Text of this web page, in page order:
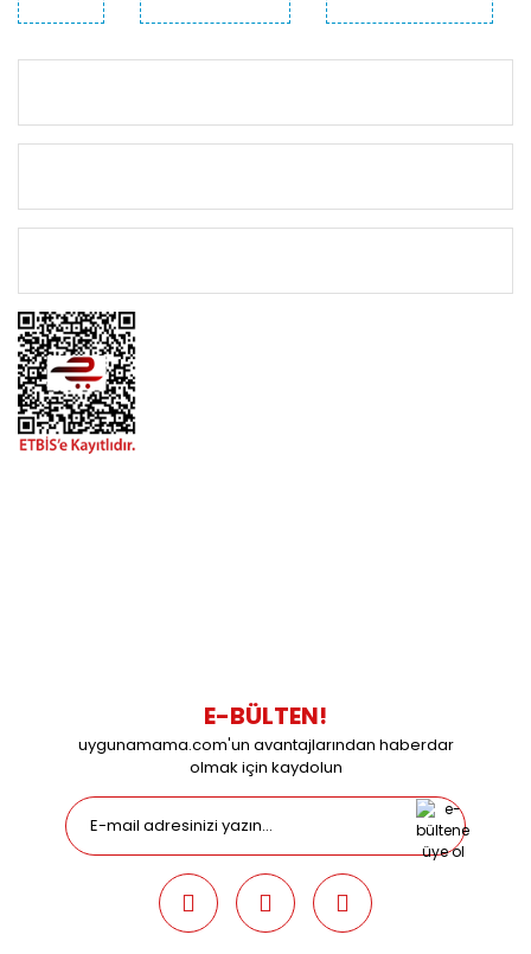
E-BÜLTEN!
uygunamama.com'un avantajlarından haberdar
olmak için kaydolun